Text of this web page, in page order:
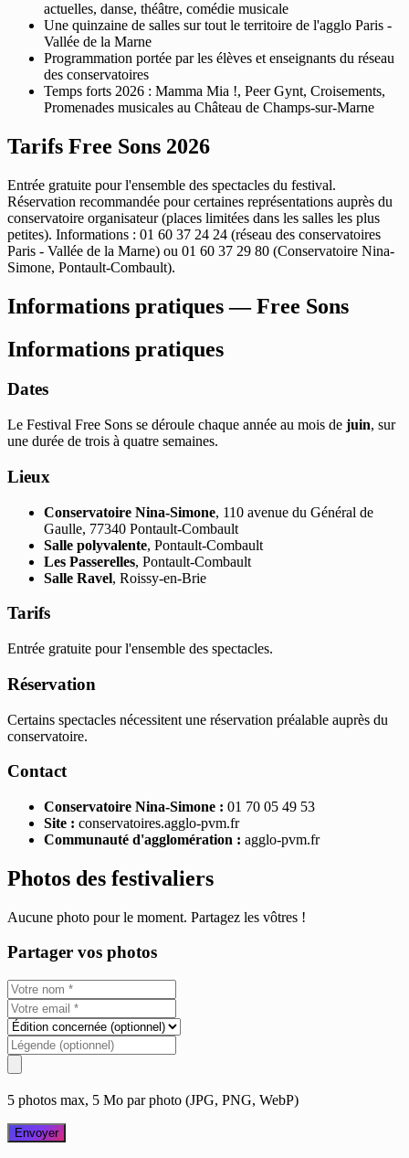
actuelles, danse, théâtre, comédie musicale
Une quinzaine de salles sur tout le territoire de l'agglo Paris -
Vallée de la Marne
Programmation portée par les élèves et enseignants du réseau
des conservatoires
Temps forts 2026 : Mamma Mia !, Peer Gynt, Croisements,
Promenades musicales au Château de Champs-sur-Marne
Tarifs Free Sons 2026
Entrée gratuite pour l'ensemble des spectacles du festival.
Réservation recommandée pour certaines représentations auprès du
conservatoire organisateur (places limitées dans les salles les plus
petites). Informations : 01 60 37 24 24 (réseau des conservatoires
Paris - Vallée de la Marne) ou 01 60 37 29 80 (Conservatoire Nina-
Simone, Pontault-Combault).
Informations pratiques — Free Sons
Informations pratiques
Dates
Le Festival Free Sons se déroule chaque année au mois de juin, sur
une durée de trois à quatre semaines.
Lieux
Conservatoire Nina-Simone, 110 avenue du Général de
Gaulle, 77340 Pontault-Combault
Salle polyvalente, Pontault-Combault
Les Passerelles, Pontault-Combault
Salle Ravel, Roissy-en-Brie
Tarifs
Entrée gratuite pour l'ensemble des spectacles.
Réservation
Certains spectacles nécessitent une réservation préalable auprès du
conservatoire.
Contact
Conservatoire Nina-Simone : 01 70 05 49 53
Site : conservatoires.agglo-pvm.fr
Communauté d'agglomération : agglo-pvm.fr
Photos des festivaliers
Aucune photo pour le moment. Partagez les vôtres !
Partager vos photos
5 photos max, 5 Mo par photo (JPG, PNG, WebP)
Envoyer